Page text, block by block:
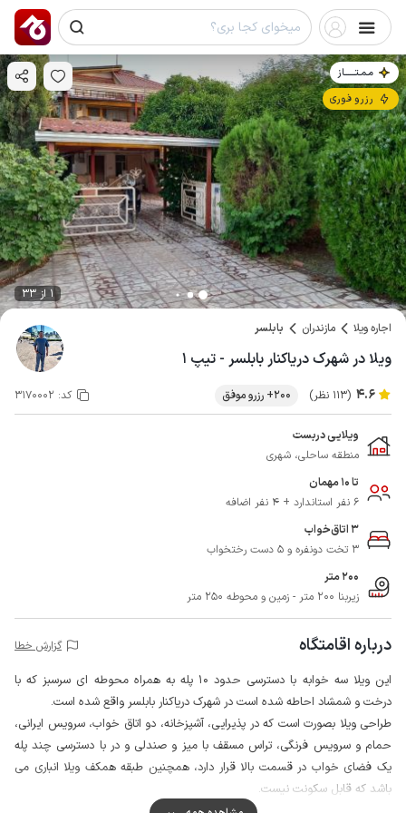
مـمـتــــــاز
رزرو فوری
1 از 33
اجاره ویلا مازندران بابلسر
ویلا در شهرک دریاکنار بابلسر - تیپ ۱
4.6 (113 نظر) 200+ رزرو موفق کد: 3170002
ویلایی دربست
منطقه ساحلی، شهری
تا 10 مهمان
6 نفر استاندارد + 4 نفر اضافه
3 اتاق‌خواب
3 تخت دونفره و 5 دست رختخواب
200 متر
زیربنا 200 متر - زمین و محوطه 250 متر
درباره اقامتگاه گزارش خطا
این ویلا سه خوابه با دسترسی حدود 10 پله به همراه محوطه ای سرسبز که با
درخت و شمشاد احاطه شده است در شهرک دریاکنار بابلسر واقع شده است.
طراحی ویلا بصورت است که در پذیرایی، آشپزخانه، دو اتاق خواب، سرویس ایرانی،
حمام و سرویس فرنگی، تراس مسقف با میز و صندلی و در با دسترسی چند پله
یک فضای خواب در قسمت بالا قرار دارد، همچنین طبقه همکف ویلا انباری می
باشد که قابل سکونت نیست.